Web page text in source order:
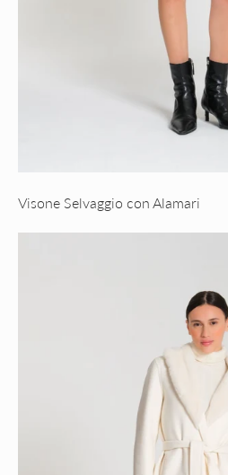
Visone Selvaggio con Alamari